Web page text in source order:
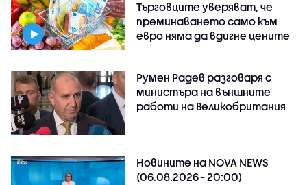
Търговците уверяват, че
преминаването само към
евро няма да вдигне цените
Румен Радев разговаря с
министъра на външните
работи на Великобритания
Новините на NOVA NEWS
(06.08.2026 - 20:00)